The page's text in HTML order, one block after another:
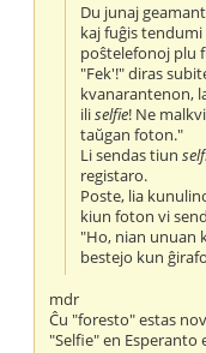
Du junaj
kaj fuĝis
poŝtelefonoj plu
"Fek'!" diras
kvanarantenon,
iliselfie! Ne
taŭgan foton."
Li sendas tiun
registaro.
Poste, lia
kiun foton vi
"Ho, nian unuan
bestejo kun
mdr
Ĉu "foresto" estas
"Selfie" en Esperanto